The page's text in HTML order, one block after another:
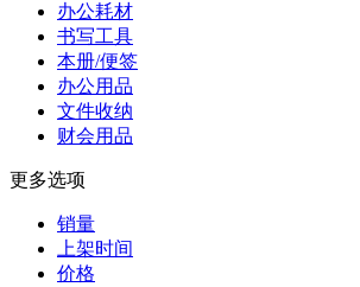
办公耗材
书写工具
本册/便签
办公用品
文件收纳
财会用品
更多选项
销量
上架时间
价格